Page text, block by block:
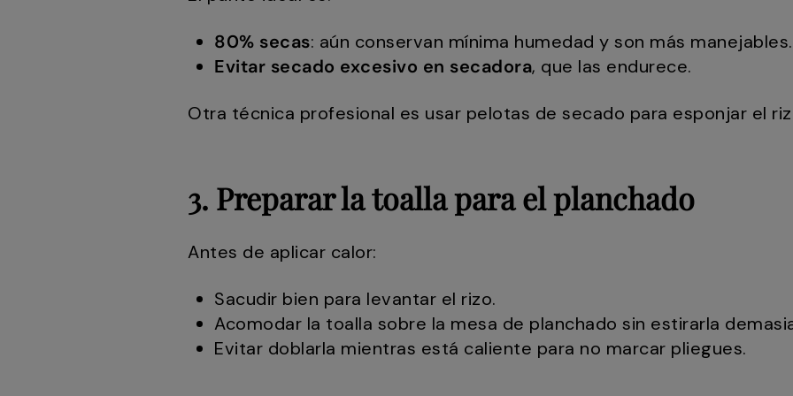
80% secas: aún conservan mínima humedad y son más manejables.
Evitar secado excesivo en secadora, que las endurece.
Otra técnica profesional es usar pelotas de secado para esponjar el
3. Preparar la toalla para el planchado
Antes de aplicar calor:
Sacudir bien para levantar el rizo.
Acomodar la toalla sobre la mesa de planchado sin estirarla
Evitar doblarla mientras está caliente para no marcar pliegues.